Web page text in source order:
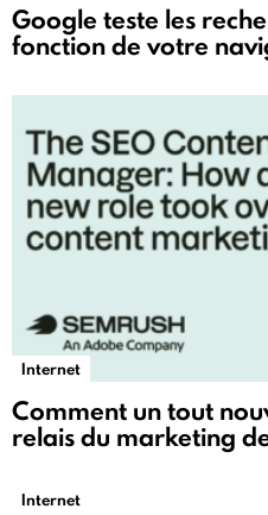
Google teste les
fonction de votre
Internet
Comment un tout
relais du marketing
Internet